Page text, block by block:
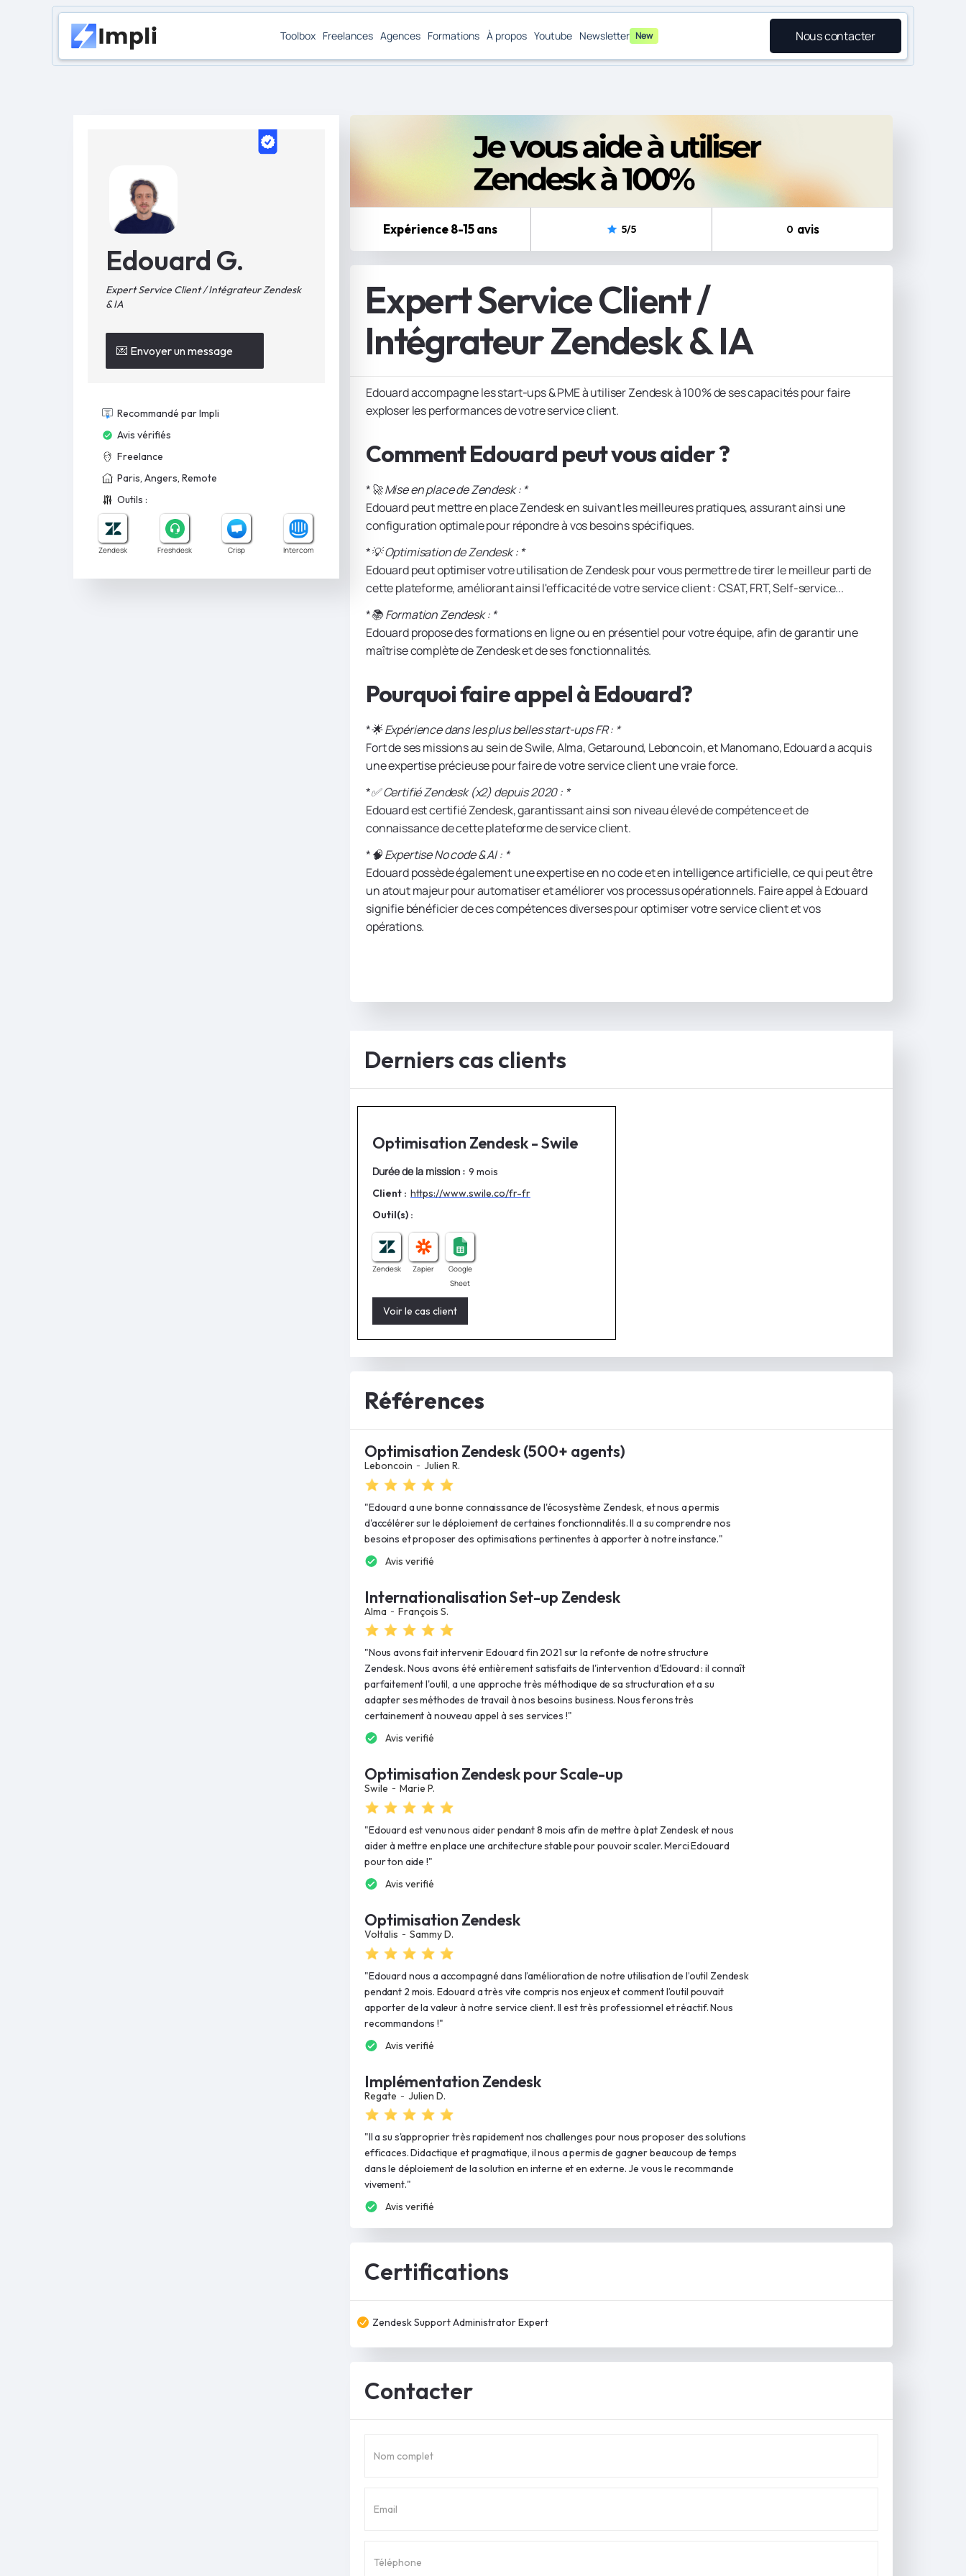
Toolbox Freelances Agences Formations À propos Youtube Newsletter New Nous contacter
Edouard G.
Expert Service Client / Intégrateur Zendesk
& IA
💌 Envoyer un message
Recommandé par Impli
Avis vérifiés
Freelance
Paris, Angers, Remote
Outils :
Zendesk Freshdesk Crisp Intercom
Expérience 8-15 ans 5/5 0 avis
Expert Service Client /
Intégrateur Zendesk & IA
Edouard accompagne les start-ups & PME à utiliser Zendesk à 100% de ses capacités pour faire
exploser les performances de votre service client.
Comment Edouard peut vous aider ?
*🚀 Mise en place de Zendesk : *
Edouard peut mettre en place Zendesk en suivant les meilleures pratiques, assurant ainsi une
configuration optimale pour répondre à vos besoins spécifiques.
*💡 Optimisation de Zendesk : *
Edouard peut optimiser votre utilisation de Zendesk pour vous permettre de tirer le meilleur parti de
cette plateforme, améliorant ainsi l'efficacité de votre service client : CSAT, FRT, Self-service...
*📚 Formation Zendesk : *
Edouard propose des formations en ligne ou en présentiel pour votre équipe, afin de garantir une
maîtrise complète de Zendesk et de ses fonctionnalités.
Pourquoi faire appel à Edouard?
*🌟 Expérience dans les plus belles start-ups FR : *
Fort de ses missions au sein de Swile, Alma, Getaround, Leboncoin, et Manomano, Edouard a acquis
une expertise précieuse pour faire de votre service client une vraie force.
*✅ Certifié Zendesk (x2) depuis 2020 : *
Edouard est certifié Zendesk, garantissant ainsi son niveau élevé de compétence et de
connaissance de cette plateforme de service client.
*🧠 Expertise No code & AI : *
Edouard possède également une expertise en no code et en intelligence artificielle, ce qui peut être
un atout majeur pour automatiser et améliorer vos processus opérationnels. Faire appel à Edouard
signifie bénéficier de ces compétences diverses pour optimiser votre service client et vos
opérations.
Derniers cas clients
Optimisation Zendesk - Swile
Durée de la mission : 9 mois
Client : https://www.swile.co/fr-fr
Outil(s) :
Zendesk Zapier
Google
Sheet
Voir le cas client
Références
Optimisation Zendesk (500+ agents)
Leboncoin - Julien R.
"Edouard a une bonne connaissance de l'écosystème Zendesk, et nous a permis
d'accélérer sur le déploiement de certaines fonctionnalités. Il a su comprendre nos
besoins et proposer des optimisations pertinentes à apporter à notre instance."
Avis verifié
Internationalisation Set-up Zendesk
Alma - François S.
"Nous avons fait intervenir Edouard fin 2021 sur la refonte de notre structure
Zendesk. Nous avons été entièrement satisfaits de l'intervention d'Edouard : il connaît
parfaitement l'outil, a une approche très méthodique de sa structuration et a su
adapter ses méthodes de travail à nos besoins business. Nous ferons très
certainement à nouveau appel à ses services !"
Avis verifié
Optimisation Zendesk pour Scale-up
Swile - Marie P.
"Edouard est venu nous aider pendant 8 mois afin de mettre à plat Zendesk et nous
aider à mettre en place une architecture stable pour pouvoir scaler. Merci Edouard
pour ton aide !"
Avis verifié
Optimisation Zendesk
Voltalis - Sammy D.
"Edouard nous a accompagné dans l’amélioration de notre utilisation de l’outil Zendesk
pendant 2 mois. Edouard a très vite compris nos enjeux et comment l’outil pouvait
apporter de la valeur à notre service client. Il est très professionnel et réactif. Nous
recommandons !"
Avis verifié
Implémentation Zendesk
Regate - Julien D.
"Il a su s'approprier très rapidement nos challenges pour nous proposer des solutions
efficaces. Didactique et pragmatique, il nous a permis de gagner beaucoup de temps
dans le déploiement de la solution en interne et en externe. Je vous le recommande
vivement."
Avis verifié
Certifications
Zendesk Support Administrator Expert
Contacter